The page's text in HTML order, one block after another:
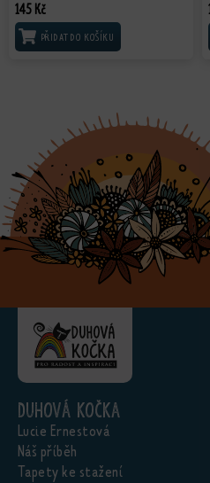
145 Kč
PŘIDAT DO KOŠÍKU
Duhová kočka
Lucie Ernestová
Náš příběh
Tapety ke stažení